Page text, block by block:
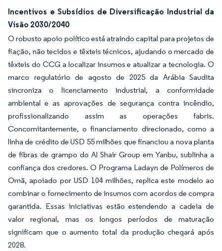
Incentivos e Subsídios de Diversificação Industrial da
Visão 2030/2040
O robusto apoio político está atraindo capital para projetos de
fiação, não tecidos e têxteis técnicos, ajudando o mercado de
têxteis do CCG a localizar insumos e atualizar a tecnologia. O
marco regulatório de agosto de 2025 da Arábia Saudita
sincroniza o licenciamento industrial, a conformidade
ambiental e as aprovações de segurança contra incêndio,
profissionalizando assim as operações fabris.
Concomitantemente, o financiamento direcionado, como a
linha de crédito de USD 55 milhões que financiou a nova planta
de fibras de grampo do Al Shair Group em Yanbu, sublinha a
confiança dos credores. O Programa Ladayn de Polímeros de
Omã, apoiado por USD 104 milhões, replica este modelo ao
combinar o fornecimento de insumos com acordos de compra
garantida. Essas iniciativas estão estendendo a cadeia de
valor regional, mas os longos períodos de maturação
significam que o aumento total da produção chegará após
2028.